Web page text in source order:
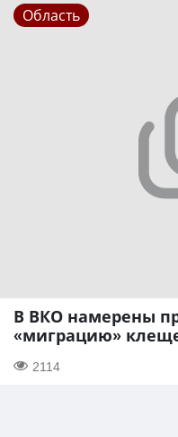
Область
В ВКО намерены
«миграцию»
2114